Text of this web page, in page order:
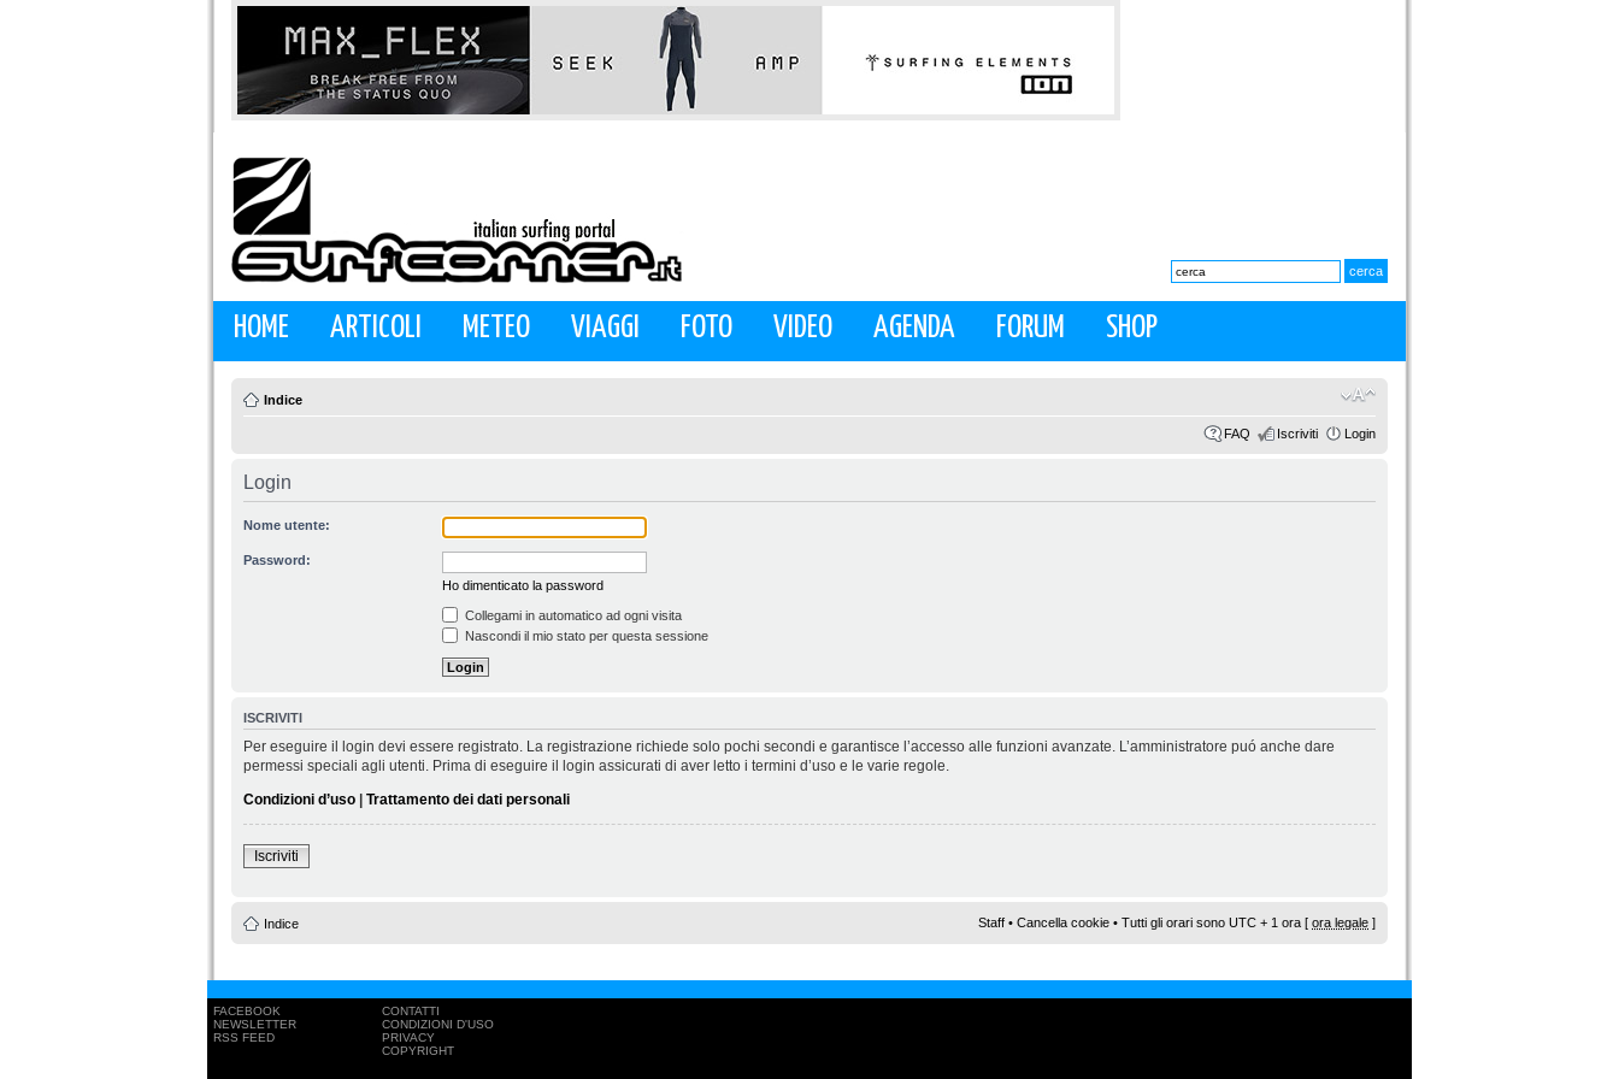
HOME ARTICOLI METEO VIAGGI FOTO VIDEO AGENDA FORUM SHOP
Indice
FAQ Iscriviti Login
Login
Nome utente:
Password:
Ho dimenticato la password
Collegami in automatico ad ogni visita
Nascondi il mio stato per questa sessione
ISCRIVITI
Per eseguire il login devi essere registrato. La registrazione richiede solo pochi secondi e garantisce l’accesso alle funzioni avanzate. L’amministratore puó anche dare
permessi speciali agli utenti. Prima di eseguire il login assicurati di aver letto i termini d’uso e le varie regole.
Condizioni d’uso | Trattamento dei dati personali
Iscriviti
Indice Staff • Cancella cookie • Tutti gli orari sono UTC + 1 ora [ ora legale ]
FACEBOOK
NEWSLETTER
RSS FEED
CONTATTI
CONDIZIONI D'USO
PRIVACY
COPYRIGHT